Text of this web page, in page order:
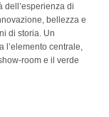
dell’esperienza di
bellezza e
di storia. Un
l’elemento centrale,
room e il verde